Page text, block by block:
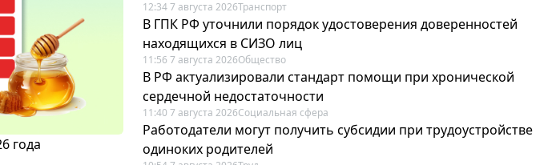
года
12:34 7 августа 2026Транспорт
В ГПК РФ уточнили порядок удостоверения доверенностей
находящихся в СИЗО лиц
11:56 7 августа 2026Общество
В РФ актуализировали стандарт помощи при хронической
сердечной недостаточности
11:40 7 августа 2026Социальная сфера
Работодатели могут получить субсидии при трудоустройстве
одиноких родителей